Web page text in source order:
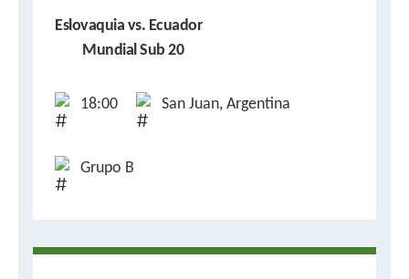
Eslovaquia vs. Ecuador
Mundial Sub 20
18:00 San Juan, Argentina
Grupo B